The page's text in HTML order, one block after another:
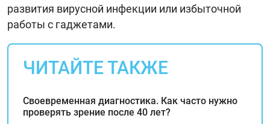
развития вирусной инфекции или избыточной
работы с гаджетами.
ЧИТАЙТЕ ТАКЖЕ
Своевременная диагностика. Как часто нужно
проверять зрение после 40 лет?